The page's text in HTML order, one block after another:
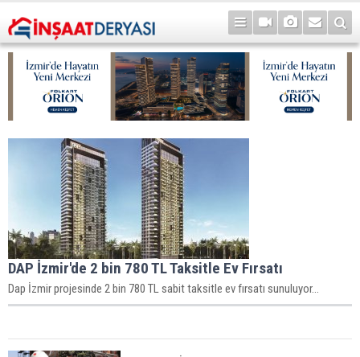
DAP İzmir'de 2 bin 780 TL Taksitle Ev Fırsatı
Dap İzmir projesinde 2 bin 780 TL sabit taksitle ev fırsatı sunuluyor...